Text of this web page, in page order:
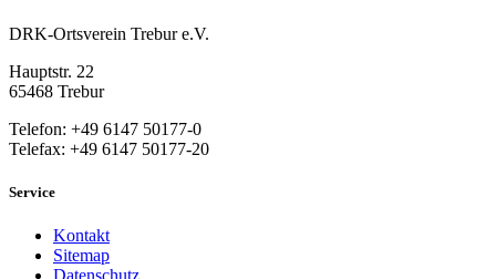
DRK-Ortsverein Trebur e.V.
Hauptstr. 22
65468 Trebur
Telefon: +49 6147 50177-0
Telefax: +49 6147 50177-20
Service
Kontakt
Sitemap